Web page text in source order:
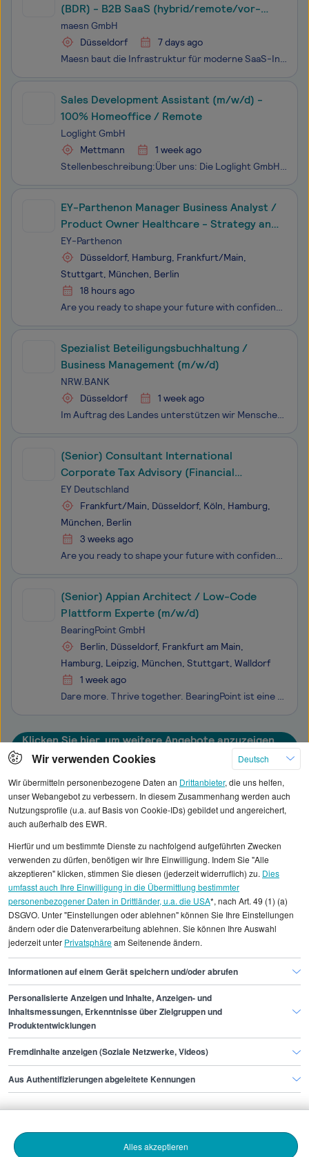
(BDR) - B2B SaaS (hybrid/remote/vor-
Ort)
maesn GmbH
Düsseldorf
7 days ago
Maesn baut die Infrastruktur für moderne SaaS-Integrationen. Wir ermöglichen Software-Unternehmen, mit einer Unified API direkt viele Systeme wie ERP- oder Accounting-Plattformen zu integrieren – ohne Monate an Integrationsaufwand. Unsere Kunden: schnell wachsende SaaS-Teams, die skalieren wollen, o
Sales Development Assistant (m/w/d) -
100% Homeoffice / Remote
Loglight GmbH
Mettmann
1 week ago
Stellenbeschreibung:Über uns: Die Loglight GmbH ist ein innovatives Unternehmen, das auf digitale Effizienz setzt. Zur Verstärkung unseres Teams suchen wir ab sofort einen motivierten Sales Development Assistant (m/w/d), der uns dabei unterstützt, neue Kundenpotenziale zu erschließen.
EY-Parthenon Manager Business Analyst /
Product Owner Healthcare - Strategy and
Transactions (w/m/d)
EY-Parthenon
Düsseldorf, Hamburg, Frankfurt/Main,
Stuttgart, München, Berlin
18 hours ago
Are you ready to shape your future with confidence?Du willst mehr als reine Strategieberatung? Du willst tiefer einsteigen als im klassischen M&A? Dann komm dorthin, wo beides zusammenläuft: Bei EY-Parthenon begleitest du CEOs, Vorstände und Private-Equity-Gesellschaften bei transaktionsbasierte
Spezialist Beteiligungsbuchhaltung /
Business Management (m/w/d)
NRW.BANK
Düsseldorf
1 week ago
Im Auftrag des Landes unterstützen wir Menschen, Unternehmen und Kommunen in NRW. Als Förderbank sorgen wir dafür, dass gute Ideen die passende Finanzierung finden. Wir tragen dazu bei, dass bezahlbarer Wohnraum geschaffen, Mittelstand und Unter­nehmens­gründungen gestärkt und öffentliche Infrastruk
(Senior) Consultant International
Corporate Tax Advisory (Financial
Services) (w/m/d)
EY Deutschland
Frankfurt/Main, Düsseldorf, Köln, Hamburg,
München, Berlin
3 weeks ago
Are you ready to shape your future with confidence?Gemeinsam die Welt jeden Tag ein bisschen besser machen. Für diesen Anspruch setzen wir bei EY alles in Bewegung und gehen als Team „all in". Schließlich haben wir ein klares Ziel vor Augen: nachhaltigen Wert und Wachstum zu schaffen - für unsere Ma
(Senior) Appian Architect / Low-Code
Plattform Experte (m/w/d)
BearingPoint GmbH
Berlin, Düsseldorf, Frankfurt am Main,
Hamburg, Leipzig, München, Stuttgart, Walldorf
1 week ago
Dare more. Thrive together. BearingPoint ist eine unabhängige Management- und Technologieberatung mit europäischen Wurzeln und globaler Reichweite. Gemeinsam mit unseren Kunden gehen wir mutig neue Wege und führen sie zuverlässig ans Ziel – mit exzellenter Beratung, technischer Expertise und ec
Klicken Sie hier, um weitere Angebote anzuzeigen
Alle angezeigten Gehaltsdaten beruhen auf
Durchschnittswerte und die Angaben können nicht
einzelnen Stellenangeboten zugeordnet werden.
Gehaltsinformationen
Vertrieb und Verkauf
Business Development Specialist
Business Development Specialist Düsseldorf
Finde den Job,
der zu dir passt.
Bewerbende
Wir verwenden Cookies
Deutsch
Wir übermitteln personenbezogene Daten an Drittanbieter, die uns helfen,
unser Webangebot zu verbessern. In diesem Zusammenhang werden auch
Nutzungsprofile (u.a. auf Basis von Cookie-IDs) gebildet und angereichert,
auch außerhalb des EWR.
Hierfür und um bestimmte Dienste zu nachfolgend aufgeführten Zwecken
verwenden zu dürfen, benötigen wir Ihre Einwilligung. Indem Sie "Alle
akzeptieren" klicken, stimmen Sie diesen (jederzeit widerruflich) zu. Dies
umfasst auch Ihre Einwilligung in die Übermittlung bestimmter
personenbezogener Daten in Drittländer, u.a. die USA*, nach Art. 49 (1) (a)
DSGVO. Unter "Einstellungen oder ablehnen" können Sie Ihre Einstellungen
ändern oder die Datenverarbeitung ablehnen. Sie können Ihre Auswahl
jederzeit unter Privatsphäream Seitenende ändern.
Informationen auf einem Gerät speichern und/oder abrufen
Personalisierte Anzeigen und Inhalte, Anzeigen- und
Inhaltsmessungen, Erkenntnisse über Zielgruppen und
Produktentwicklungen
Fremdinhalte anzeigen (Soziale Netzwerke, Videos)
Aus Authentifizierungen abgeleitete Kennungen
Alles akzeptieren